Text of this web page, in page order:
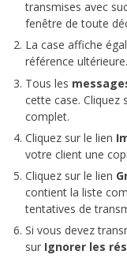
transmises avec
fenêtre de toute
La case affiche
référence ultérieure.
Tous les
cette case. Cliquez
complet.
Cliquez sur le lien
votre client une
Cliquez sur le lien
contient la liste
tentatives de
Si vous devez
sur Ignorer les